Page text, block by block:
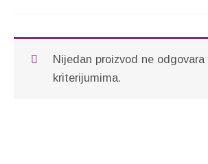
Nijedan proizvod ne odgovara
kriterijumima.